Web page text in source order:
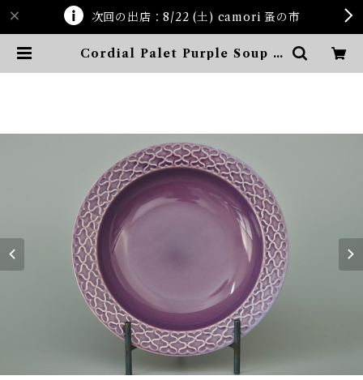
次回の出店：8/22 (土) camori 蚤の市
Cordial Palet Purple Soup B